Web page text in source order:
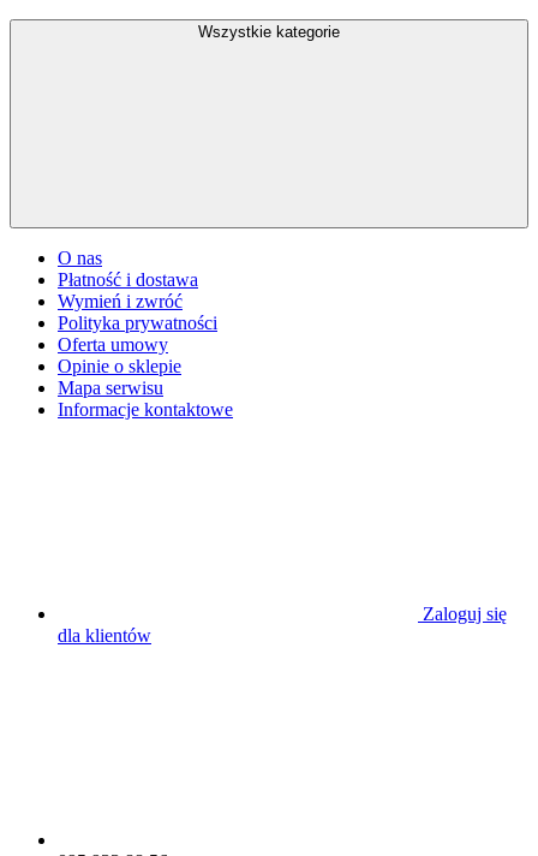
Wszystkie kategorie
O nas
Płatność i dostawa
Wymień i zwróć
Polityka prywatności
Oferta umowy
Opinie o sklepie
Mapa serwisu
Informacje kontaktowe
Zaloguj się
dla klientów